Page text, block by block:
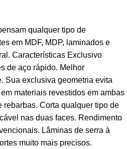
qualquer tipo de
em MDF, MDP, laminados e
Características Exclusivo
de aço rápido. Melhor
Sua exclusiva geometria evita
materiais revestidos em ambas
rebarbas. Corta qualquer tipo de
nas duas faces. Rendimento
Lâminas de serra à
muito mais precisos.